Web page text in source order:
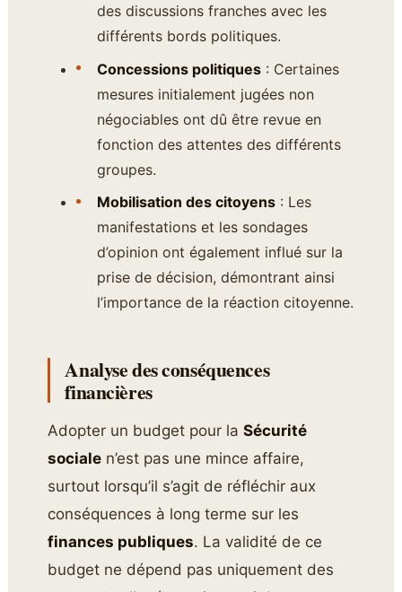
des discussions franches avec les
différents bords politiques.
Concessions politiques: Certaines
mesures initialement jugées non
négociables ont dû être revue en
fonction des attentes des différents
groupes.
Mobilisation des citoyens: Les
manifestations et les sondages
d’opinion ont également influé sur la
prise de décision, démontrant ainsi
l’importance de la réaction citoyenne.
Analyse des conséquences
financières
Adopter un budget pour laSécurité
sociale n’est pas une mince affaire,
surtout lorsqu’il s’agit de réfléchir aux
conséquences à long terme sur les
finances publiques. La validité de ce
budget ne dépend pas uniquement des